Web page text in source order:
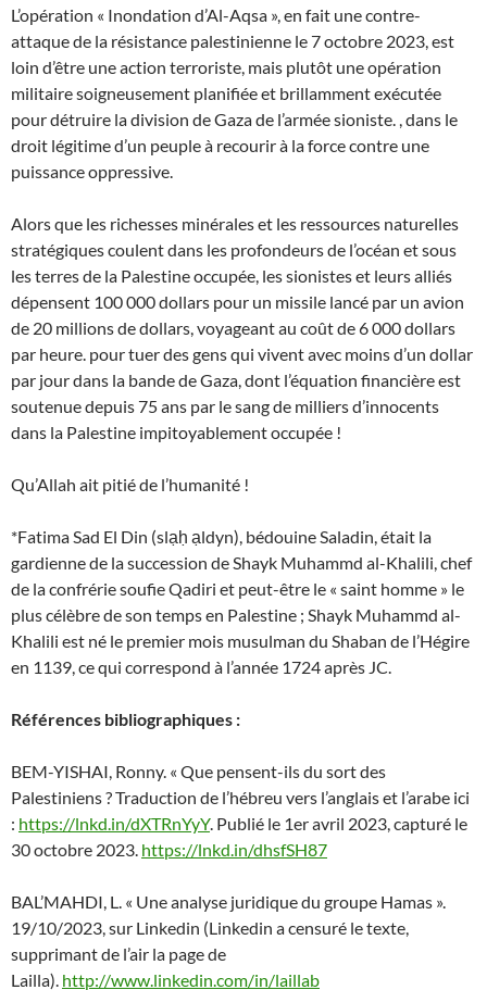
L’opération « Inondation d’Al-Aqsa », en fait une contre-
attaque de la résistance palestinienne le 7 octobre 2023, est
loin d’être une action terroriste, mais plutôt une opération
militaire soigneusement planifiée et brillamment exécutée
pour détruire la division de Gaza de l’armée sioniste. , dans le
droit légitime d’un peuple à recourir à la force contre une
puissance oppressive.
Alors que les richesses minérales et les ressources naturelles
stratégiques coulent dans les profondeurs de l’océan et sous
les terres de la Palestine occupée, les sionistes et leurs alliés
dépensent 100 000 dollars pour un missile lancé par un avion
de 20 millions de dollars, voyageant au coût de 6 000 dollars
par heure. pour tuer des gens qui vivent avec moins d’un dollar
par jour dans la bande de Gaza, dont l’équation financière est
soutenue depuis 75 ans par le sang de milliers d’innocents
dans la Palestine impitoyablement occupée !
Qu’Allah ait pitié de l’humanité !
*Fatima Sad El Din (slạḥ ạldyn), bédouine Saladin, était la
gardienne de la succession de Shayk Muhammd al-Khalili, chef
de la confrérie soufie Qadiri et peut-être le « saint homme » le
plus célèbre de son temps en Palestine ; Shayk Muhammd al-
Khalili est né le premier mois musulman du Shaban de l’Hégire
en 1139, ce qui correspond à l’année 1724 après JC.
Références bibliographiques :
BEM-YISHAI, Ronny. « Que pensent-ils du sort des
Palestiniens ? Traduction de l’hébreu vers l’anglais et l’arabe ici
: https://lnkd.in/dXTRnYyY. Publié le 1er avril 2023, capturé le
30 octobre 2023. https://lnkd.in/dhsfSH87
BAL’MAHDI, L. « Une analyse juridique du groupe Hamas ».
19/10/2023, sur Linkedin (Linkedin a censuré le texte,
supprimant de l’air la page de
Lailla). http://www.linkedin.com/in/laillab